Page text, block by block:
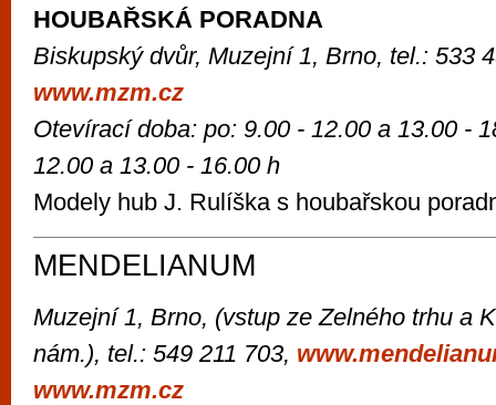
HOUBAŘSKÁ PORADNA
Biskupský dvůr, Muzejní 1, Brno, tel.: 533
www.mzm.cz
Otevírací doba: po: 9.00 - 12.00 a 13.00 -
12.00 a 13.00 - 16.00 h
Modely hub J. Rulíška s houbařskou
MENDELIANUM
Muzejní 1, Brno, (vstup ze Zelného trhu a
nám.), tel.: 549 211 703,
www.mzm.cz